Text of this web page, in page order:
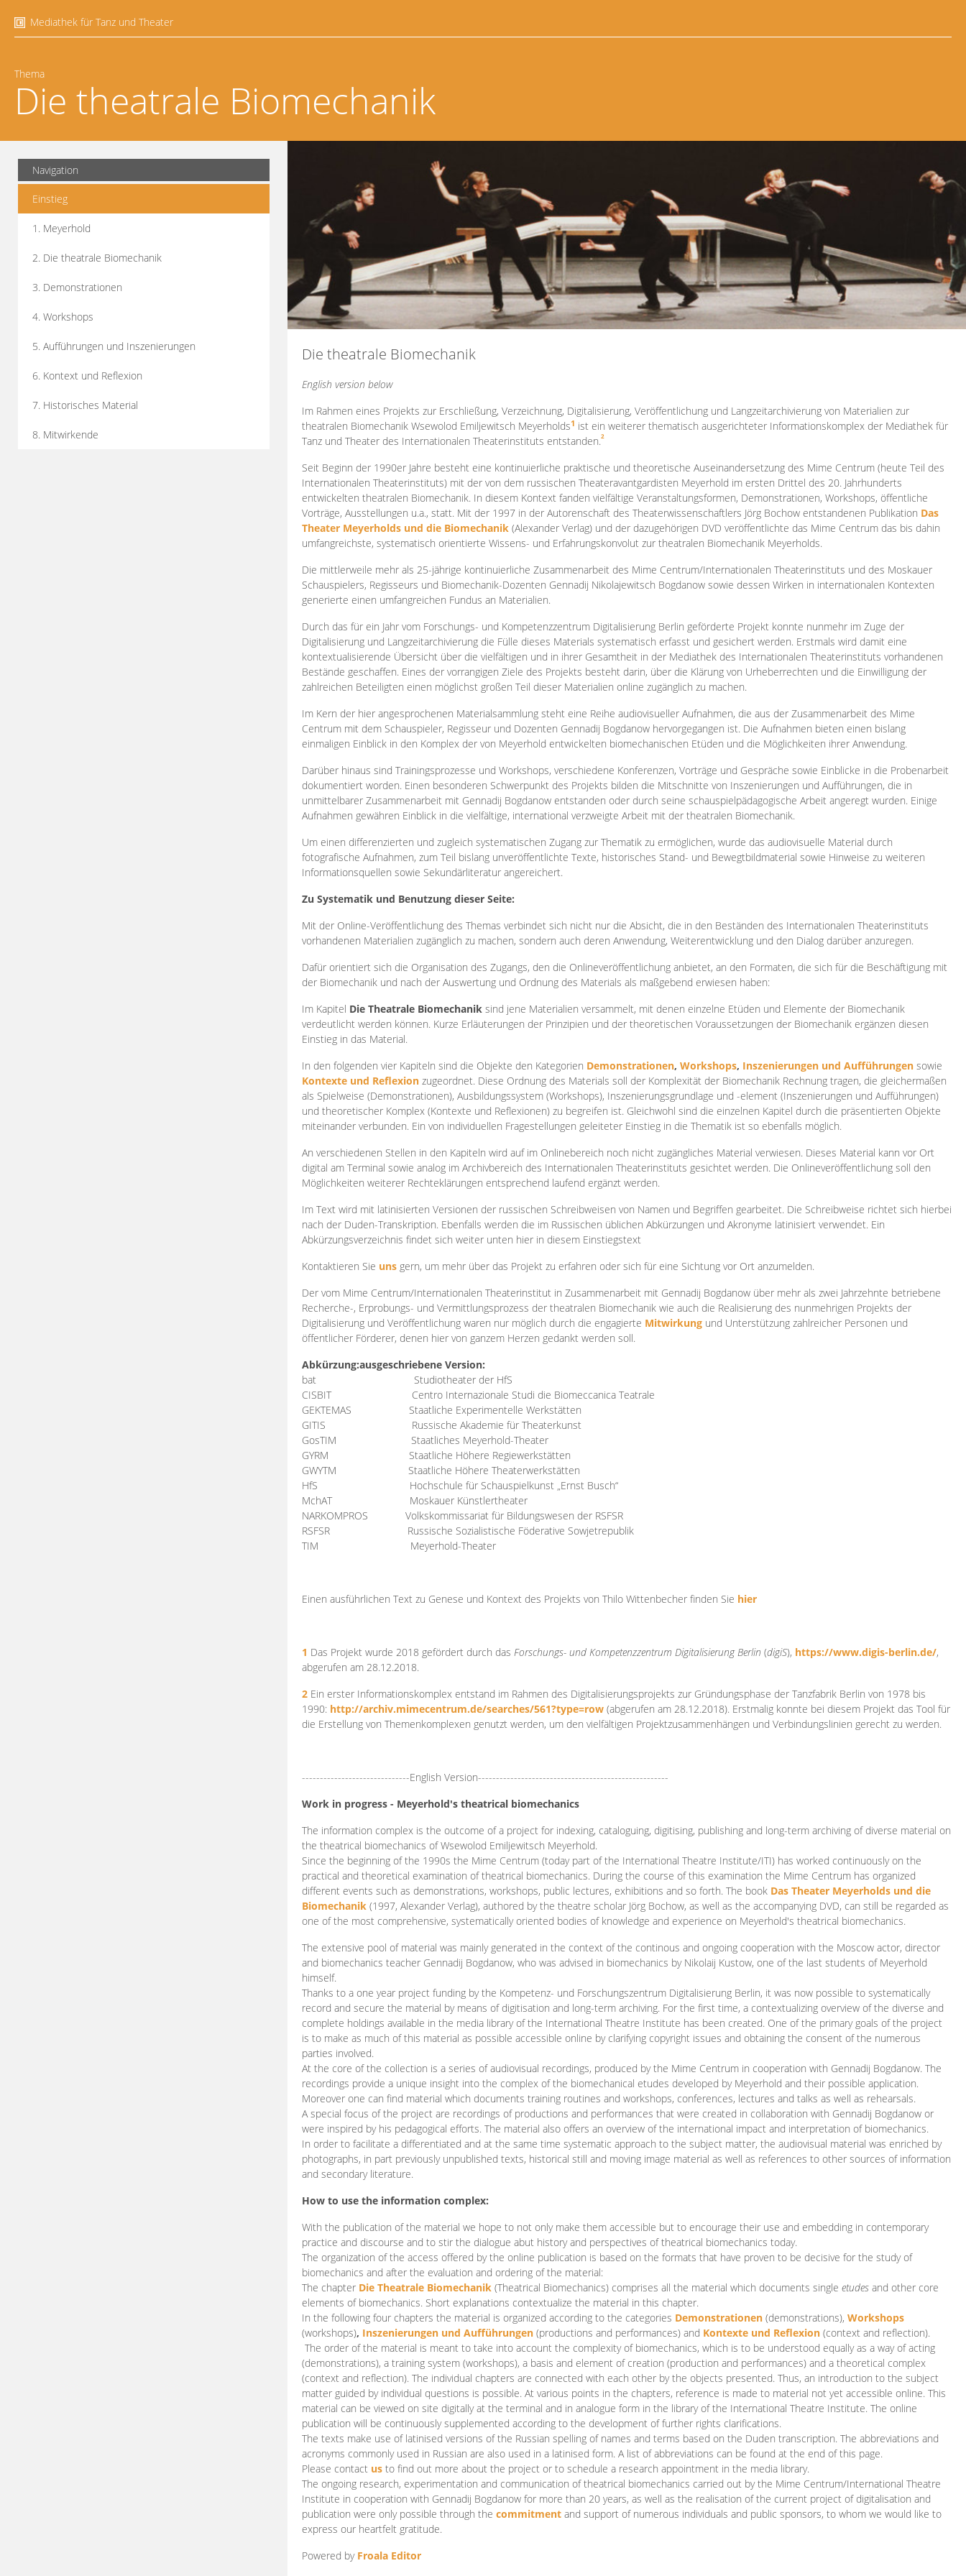
Mediathek für Tanz und Theater
Thema
Die theatrale Biomechanik
Navigation
Einstieg
1. Meyerhold
2. Die theatrale Biomechanik
3. Demonstrationen
4. Workshops
5. Aufführungen und Inszenierungen
6. Kontext und Reflexion
7. Historisches Material
8. Mitwirkende
Die theatrale Biomechanik
English version below
Im Rahmen eines Projekts zur Erschließung, Verzeichnung, Digitalisierung, Veröffentlichung und Langzeitarchivierung von Materialien zur
theatralen Biomechanik Wsewolod Emiljewitsch Meyerholds1 ist ein weiterer thematisch ausgerichteter Informationskomplex der Mediathek für
Tanz und Theater des Internationalen Theaterinstituts entstanden.2
Seit Beginn der 1990er Jahre besteht eine kontinuierliche praktische und theoretische Auseinandersetzung des Mime Centrum (heute Teil des
Internationalen Theaterinstituts) mit der von dem russischen Theateravantgardisten Meyerhold im ersten Drittel des 20. Jahrhunderts
entwickelten theatralen Biomechanik. In diesem Kontext fanden vielfältige Veranstaltungsformen, Demonstrationen, Workshops, öffentliche
Vorträge, Ausstellungen u.a., statt. Mit der 1997 in der Autorenschaft des Theaterwissenschaftlers Jörg Bochow entstandenen Publikation Das
Theater Meyerholds und die Biomechanik (Alexander Verlag) und der dazugehörigen DVD veröffentlichte das Mime Centrum das bis dahin
umfangreichste, systematisch orientierte Wissens- und Erfahrungskonvolut zur theatralen Biomechanik Meyerholds.
Die mittlerweile mehr als 25-jährige kontinuierliche Zusammenarbeit des Mime Centrum/Internationalen Theaterinstituts und des Moskauer
Schauspielers, Regisseurs und Biomechanik-Dozenten Gennadij Nikolajewitsch Bogdanow sowie dessen Wirken in internationalen Kontexten
generierte einen umfangreichen Fundus an Materialien.
Durch das für ein Jahr vom Forschungs- und Kompetenzzentrum Digitalisierung Berlin geförderte Projekt konnte nunmehr im Zuge der
Digitalisierung und Langzeitarchivierung die Fülle dieses Materials systematisch erfasst und gesichert werden. Erstmals wird damit eine
kontextualisierende Übersicht über die vielfältigen und in ihrer Gesamtheit in der Mediathek des Internationalen Theaterinstituts vorhandenen
Bestände geschaffen. Eines der vorrangigen Ziele des Projekts besteht darin, über die Klärung von Urheberrechten und die Einwilligung der
zahlreichen Beteiligten einen möglichst großen Teil dieser Materialien online zugänglich zu machen.
Im Kern der hier angesprochenen Materialsammlung steht eine Reihe audiovisueller Aufnahmen, die aus der Zusammenarbeit des Mime
Centrum mit dem Schauspieler, Regisseur und Dozenten Gennadij Bogdanow hervorgegangen ist. Die Aufnahmen bieten einen bislang
einmaligen Einblick in den Komplex der von Meyerhold entwickelten biomechanischen Etüden und die Möglichkeiten ihrer Anwendung.
Darüber hinaus sind Trainingsprozesse und Workshops, verschiedene Konferenzen, Vorträge und Gespräche sowie Einblicke in die Probenarbeit
dokumentiert worden. Einen besonderen Schwerpunkt des Projekts bilden die Mitschnitte von Inszenierungen und Aufführungen, die in
unmittelbarer Zusammenarbeit mit Gennadij Bogdanow entstanden oder durch seine schauspielpädagogische Arbeit angeregt wurden. Einige
Aufnahmen gewähren Einblick in die vielfältige, international verzweigte Arbeit mit der theatralen Biomechanik.
Um einen differenzierten und zugleich systematischen Zugang zur Thematik zu ermöglichen, wurde das audiovisuelle Material durch
fotografische Aufnahmen, zum Teil bislang unveröffentlichte Texte, historisches Stand- und Bewegtbildmaterial sowie Hinweise zu weiteren
Informationsquellen sowie Sekundärliteratur angereichert.
Zu Systematik und Benutzung dieser Seite:
Mit der Online-Veröffentlichung des Themas verbindet sich nicht nur die Absicht, die in den Beständen des Internationalen Theaterinstituts
vorhandenen Materialien zugänglich zu machen, sondern auch deren Anwendung, Weiterentwicklung und den Dialog darüber anzuregen.
Dafür orientiert sich die Organisation des Zugangs, den die Onlineveröffentlichung anbietet, an den Formaten, die sich für die Beschäftigung mit
der Biomechanik und nach der Auswertung und Ordnung des Materials als maßgebend erwiesen haben:
Im Kapitel Die Theatrale Biomechanik sind jene Materialien versammelt, mit denen einzelne Etüden und Elemente der Biomechanik
verdeutlicht werden können. Kurze Erläuterungen der Prinzipien und der theoretischen Voraussetzungen der Biomechanik ergänzen diesen
Einstieg in das Material.
In den folgenden vier Kapiteln sind die Objekte den Kategorien Demonstrationen, Workshops, Inszenierungen und Aufführungen sowie
Kontexte und Reflexion zugeordnet. Diese Ordnung des Materials soll der Komplexität der Biomechanik Rechnung tragen, die gleichermaßen
als Spielweise (Demonstrationen), Ausbildungssystem (Workshops), Inszenierungsgrundlage und -element (Inszenierungen und Aufführungen)
und theoretischer Komplex (Kontexte und Reflexionen) zu begreifen ist. Gleichwohl sind die einzelnen Kapitel durch die präsentierten Objekte
miteinander verbunden. Ein von individuellen Fragestellungen geleiteter Einstieg in die Thematik ist so ebenfalls möglich.
An verschiedenen Stellen in den Kapiteln wird auf im Onlinebereich noch nicht zugängliches Material verwiesen. Dieses Material kann vor Ort
digital am Terminal sowie analog im Archivbereich des Internationalen Theaterinstituts gesichtet werden. Die Onlineveröffentlichung soll den
Möglichkeiten weiterer Rechteklärungen entsprechend laufend ergänzt werden.
Im Text wird mit latinisierten Versionen der russischen Schreibweisen von Namen und Begriffen gearbeitet. Die Schreibweise richtet sich hierbei
nach der Duden-Transkription. Ebenfalls werden die im Russischen üblichen Abkürzungen und Akronyme latinisiert verwendet. Ein
Abkürzungsverzeichnis findet sich weiter unten hier in diesem Einstiegstext
Kontaktieren Sie uns gern, um mehr über das Projekt zu erfahren oder sich für eine Sichtung vor Ort anzumelden.
Der vom Mime Centrum/Internationalen Theaterinstitut in Zusammenarbeit mit Gennadij Bogdanow über mehr als zwei Jahrzehnte betriebene
Recherche-, Erprobungs- und Vermittlungsprozess der theatralen Biomechanik wie auch die Realisierung des nunmehrigen Projekts der
Digitalisierung und Veröffentlichung waren nur möglich durch die engagierte Mitwirkung und Unterstützung zahlreicher Personen und
öffentlicher Förderer, denen hier von ganzem Herzen gedankt werden soll.
Abkürzung:ausgeschriebene Version:
bat
Studiotheater der HfS
CISBIT
Centro Internazionale Studi die Biomeccanica Teatrale
GEKTEMAS
Staatliche Experimentelle Werkstätten
GITIS
Russische Akademie für Theaterkunst
GosTIM
Staatliches Meyerhold-Theater
GYRM
Staatliche Höhere Regiewerkstätten
GWYTM
Staatliche Höhere Theaterwerkstätten
HfS
Hochschule für Schauspielkunst „Ernst Busch“
MchAT
Moskauer Künstlertheater
NARKOMPROS
Volkskommissariat für Bildungswesen der RSFSR
RSFSR
Russische Sozialistische Föderative Sowjetrepublik
TIM Meyerhold-Theater
Einen ausführlichen Text zu Genese und Kontext des Projekts von Thilo Wittenbecher finden Sie hier
1 Das Projekt wurde 2018 gefördert durch das Forschungs- und Kompetenzzentrum DigitalisierungBerlin (digiS), https://www.digis-berlin.de/,
abgerufen am 28.12.2018.
2 Ein erster Informationskomplex entstand im Rahmen des Digitalisierungsprojekts zur Gründungsphase der Tanzfabrik Berlin von 1978 bis
1990: http://archiv.mimecentrum.de/searches/561?type=row (abgerufen am 28.12.2018). Erstmalig konnte bei diesem Projekt das Tool für
die Erstellung von Themenkomplexen genutzt werden, um den vielfältigen Projektzusammenhängen und Verbindungslinien gerecht zu werden.
------------------------------English Version-----------------------------------------------------
Work in progress - Meyerhold's theatrical biomechanics
The information complex is the outcome of a project for indexing, cataloguing, digitising, publishing and long-term archiving of diverse material on
the theatrical biomechanics of Wsewolod Emiljewitsch Meyerhold.
Since the beginning of the 1990s the Mime Centrum (today part of the International Theatre Institute/ITI) has worked continuously on the
practical and theoretical examination of theatrical biomechanics. During the course of this examination the Mime Centrum has organized
different events such as demonstrations, workshops, public lectures, exhibitions and so forth. The book Das Theater Meyerholds und die
Biomechanik (1997, Alexander Verlag), authored by the theatre scholar Jörg Bochow, as well as the accompanying DVD, can still be regarded as
one of the most comprehensive, systematically oriented bodies of knowledge and experience on Meyerhold's theatrical biomechanics.
The extensive pool of material was mainly generated in the context of the continous and ongoing cooperation with the Moscow actor, director
and biomechanics teacher Gennadij Bogdanow, who was advised in biomechanics by Nikolaij Kustow, one of the last students of Meyerhold
himself.
Thanks to a one year project funding by the Kompetenz- und Forschungszentrum Digitalisierung Berlin, it was now possible to systematically
record and secure the material by means of digitisation and long-term archiving. For the first time, a contextualizing overview of the diverse and
complete holdings available in the media library of the International Theatre Institute has been created. One of the primary goals of the project
is to make as much of this material as possible accessible online by clarifying copyright issues and obtaining the consent of the numerous
parties involved.
At the core of the collection is a series of audiovisual recordings, produced by the Mime Centrum in cooperation with Gennadij Bogdanow. The
recordings provide a unique insight into the complex of the biomechanical etudes developed by Meyerhold and their possible application.
Moreover one can find material which documents training routines and workshops, conferences, lectures and talks as well as rehearsals.
A special focus of the project are recordings of productions and performances that were created in collaboration with Gennadij Bogdanow or
were inspired by his pedagogical efforts. The material also offers an overview of the international impact and interpretation of biomechanics.
In order to facilitate a differentiated and at the same time systematic approach to the subject matter, the audiovisual material was enriched by
photographs, in part previously unpublished texts, historical still and moving image material as well as references to other sources of information
and secondary literature.
How to use the information complex:
With the publication of the material we hope to not only make them accessible but to encourage their use and embedding in contemporary
practice and discourse and to stir the dialogue abut history and perspectives of theatrical biomechanics today.
The organization of the access offered by the online publication is based on the formats that have proven to be decisive for the study of
biomechanics and after the evaluation and ordering of the material:
The chapter Die Theatrale Biomechanik (Theatrical Biomechanics) comprises all the material which documents single etudes and other core
elements of biomechanics. Short explanations contextualize the material in this chapter.
In the following four chapters the material is organized according to the categories Demonstrationen (demonstrations), Workshops
(workshops), Inszenierungen und Aufführungen (productions and performances) and Kontexte und Reflexion (context and reflection).
The order of the material is meant to take into account the complexity of biomechanics, which is to be understood equally as a way of acting
(demonstrations), a training system (workshops), a basis and element of creation (production and performances) and a theoretical complex
(context and reflection). The individual chapters are connected with each other by the objects presented. Thus, an introduction to the subject
matter guided by individual questions is possible. At various points in the chapters, reference is made to material not yet accessible online. This
material can be viewed on site digitally at the terminal and in analogue form in the library of the International Theatre Institute. The online
publication will be continuously supplemented according to the development of further rights clarifications.
The texts make use of latinised versions of the Russian spelling of names and terms based on the Duden transcription. The abbreviations and
acronyms commonly used in Russian are also used in a latinised form. A list of abbreviations can be found at the end of this page.
Please contact us to find out more about the project or to schedule a research appointment in the media library.
The ongoing research, experimentation and communication of theatrical biomechanics carried out by the Mime Centrum/International Theatre
Institute in cooperation with Gennadij Bogdanow for more than 20 years, as well as the realisation of the current project of digitalisation and
publication were only possible through the commitment and support of numerous individuals and public sponsors, to whom we would like to
express our heartfelt gratitude.
Powered by Froala Editor